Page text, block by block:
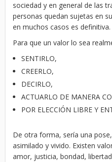
sociedad y en general de las
personas quedan sujetas en
en muchos casos es definitiva.
Para que un valor lo sea
SENTIRLO,
CREERLO,
DECIRLO,
ACTUARLO DE MANERA
POR ELECCIÓN LIBRE Y
De otra forma, sería una
asimilado y vivido. Existen
amor, justicia, bondad,